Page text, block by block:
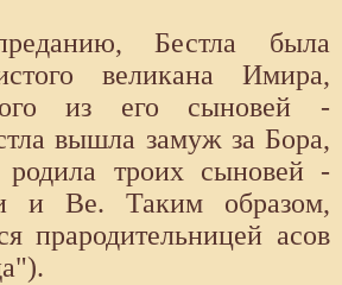
Бестла была
великана Имира,
из его сыновей -
вышла замуж за Борa,
родила троих сыновей -
и Ве. Таким образом,
прародительницей асов